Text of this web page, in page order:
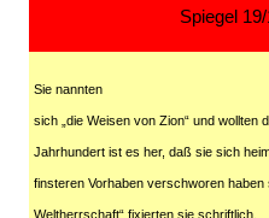
Spiegel
Sie nannten
sich „die Weisen von Zion“ und wollten
Jahrhundert ist es her, daß sie sich
finsteren Vorhaben verschworen
Weltherrschaft“ fixierten sie schriftlich.